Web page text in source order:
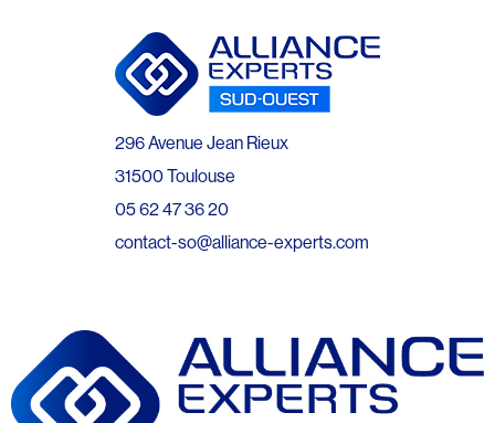
296 Avenue Jean Rieux
31500 Toulouse
05 62 47 36 20
contact-so@alliance-experts.com